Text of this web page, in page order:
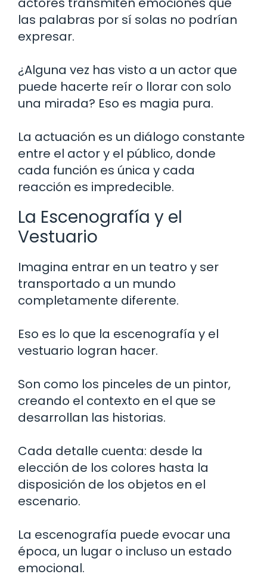
las palabras por sí solas no podrían
expresar.
¿Alguna vez has visto a un actor que
puede hacerte reír o llorar con solo
una mirada? Eso es magia pura.
La actuación es un diálogo constante
entre el actor y el público, donde
cada función es única y cada
reacción es impredecible.
La Escenografía y el
Vestuario
Imagina entrar en un teatro y ser
transportado a un mundo
completamente diferente.
Eso es lo que la escenografía y el
vestuario logran hacer.
Son como los pinceles de un pintor,
creando el contexto en el que se
desarrollan las historias.
Cada detalle cuenta: desde la
elección de los colores hasta la
disposición de los objetos en el
escenario.
La escenografía puede evocar una
época, un lugar o incluso un estado
emocional.